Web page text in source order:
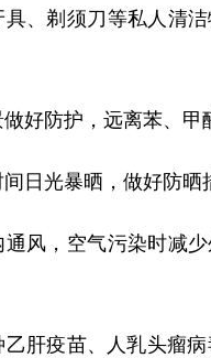
、剃须刀等私人清洁
防护，远离苯、甲
光暴晒，做好防晒
风，空气污染时减少
肝疫苗、人乳头瘤病